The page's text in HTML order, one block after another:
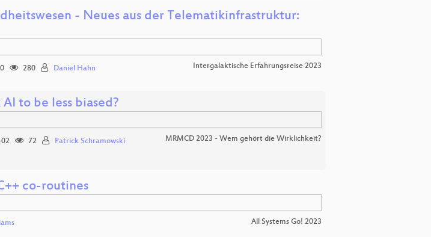
- Neues aus der Telematikinfrastruktur:
280 Daniel Hahn Intergalaktische Erfahrungsreise 2023
to be less biased?
72 Patrick Schramowski MRMCD 2023 - Wem gehört die Wirklichkeit?
co-routines
All Systems Go! 2023